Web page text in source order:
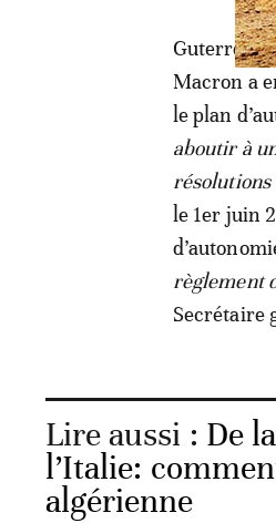
Guterres
Macron a
le plan
aboutir à
résolutions
le 1er juin
règlement
Secrétaire
Lire aussi : De
l’Italie:
algérienne